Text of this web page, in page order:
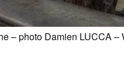
– photo Damien LUCCA –